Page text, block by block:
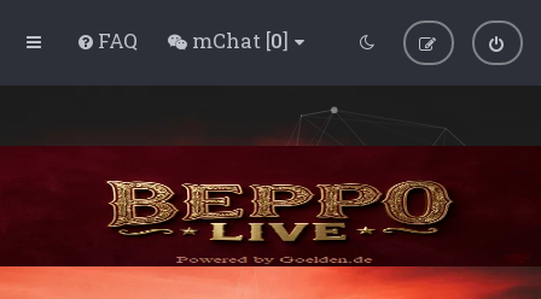
FAQ mChat [0]